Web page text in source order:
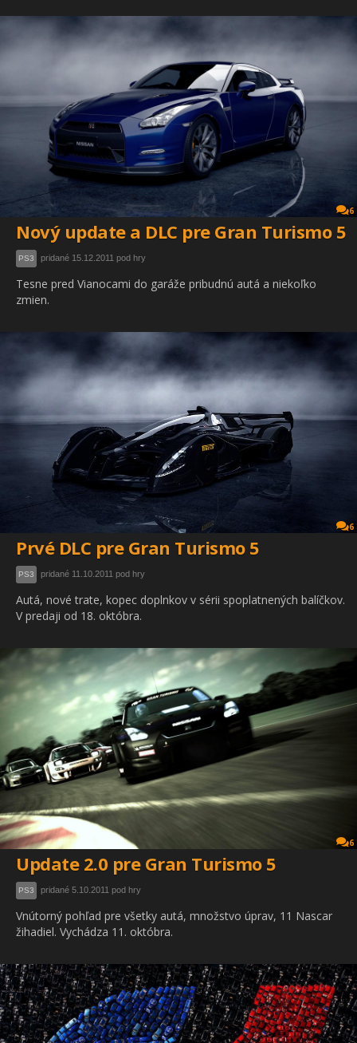
6
Nový update a DLC pre Gran Turismo 5
PS3 pridané 15.12.2011 pod hry
Tesne pred Vianocami do garáže pribudnú autá a niekoľko
zmien.
6
Prvé DLC pre Gran Turismo 5
PS3 pridané 11.10.2011 pod hry
Autá, nové trate, kopec doplnkov v sérii spoplatnených balíčkov.
V predaji od 18. októbra.
6
Update 2.0 pre Gran Turismo 5
PS3 pridané 5.10.2011 pod hry
Vnútorný pohľad pre všetky autá, množstvo úprav, 11 Nascar
žihadiel. Vychádza 11. októbra.